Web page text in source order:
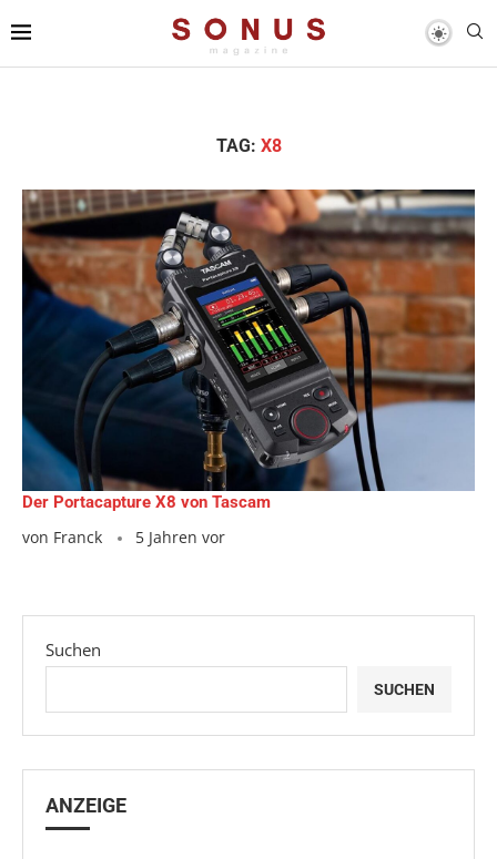
TAG: X8
Der Portacapture X8 von Tascam
von Franck 5 Jahren vor
Suchen
SUCHEN
ANZEIGE